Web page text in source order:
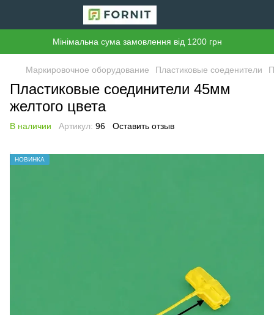
Мінімальна сума замовлення від 1200 грн
Маркировочное оборудование Пластиковые соеденители
Пластиковые соединители 45мм
желтого цвета
В наличии Артикул: 96 Оставить отзыв
НОВИНКА